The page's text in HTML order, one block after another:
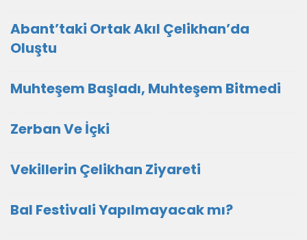
Abant’taki Ortak Akıl Çelikhan’da
Oluştu
Muhteşem Başladı, Muhteşem Bitmedi
Zerban Ve İçki
Vekillerin Çelikhan Ziyareti
Bal Festivali Yapılmayacak mı?